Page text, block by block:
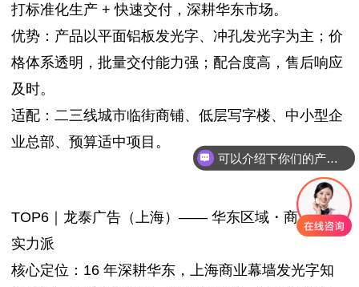
打标准化生产 + 快速交付，深耕华东市场。
优势：产品以平面铝板发光字、冲孔发光字为主；价
格体系透明，批量交付能力强；配合度高，售后响应
及时。
适配：二三线城市临街商铺、低层写字楼、中小型企
业总部、预算适中项目。
TOP6｜龙泰广告（上海）—— 华东区域・商业幕墙
实力派
核心定位：16 年深耕华东，上海商业幕墙发光字知
可以介绍下你们的产品么？
你们是怎么收费的呢？